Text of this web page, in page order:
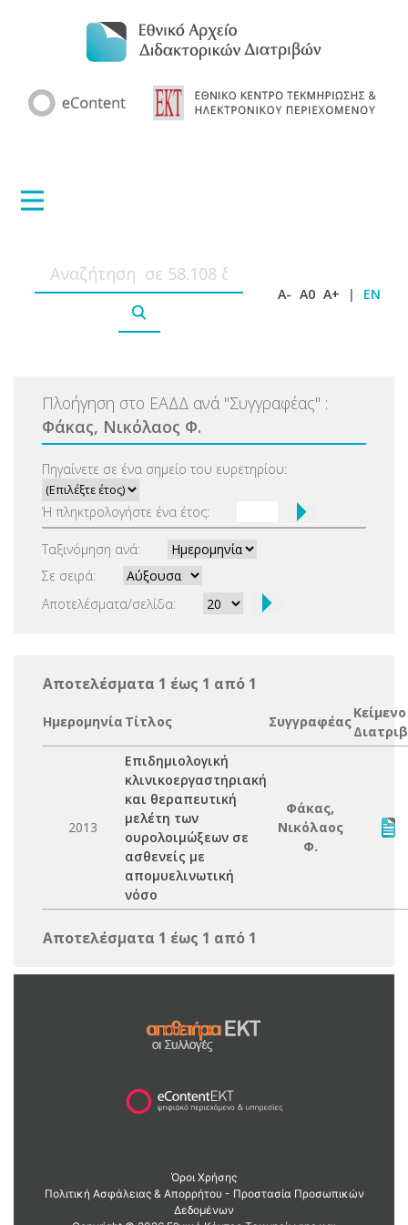
A- A0 A+ | EN
Πλοήγηση στο ΕΑΔΔ ανά "Συγγραφέας" :
Φάκας, Νικόλαος Φ.
Πηγαίνετε σε ένα σημείο του ευρετηρίου:
Ή πληκτρολογήστε ένα έτος:
Ταξινόμηση ανά:
Σε σειρά:
Αποτελέσματα/σελίδα:
Αποτελέσματα 1 έως 1 από 1
Ημερομηνία Τίτλος Συγγραφέας
Κείμενο
2013
Επιδημιολογική
κλινικοεργαστηριακή
και θεραπευτική
μελέτη των
ουρολοιμώξεων σε
ασθενείς με
απομυελινωτική
νόσο
Φάκας,
Νικόλαος
Φ.
Αποτελέσματα 1 έως 1 από 1